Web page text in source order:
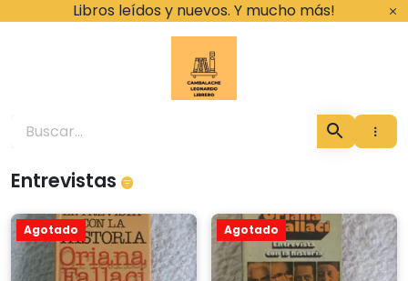
Libros leídos y nuevos. Y mucho más!
Cambalache
Entrevistas
Agotado Agotado